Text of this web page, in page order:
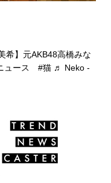
希】元AKB48高橋みな
ュース #猫 ♬ Neko -